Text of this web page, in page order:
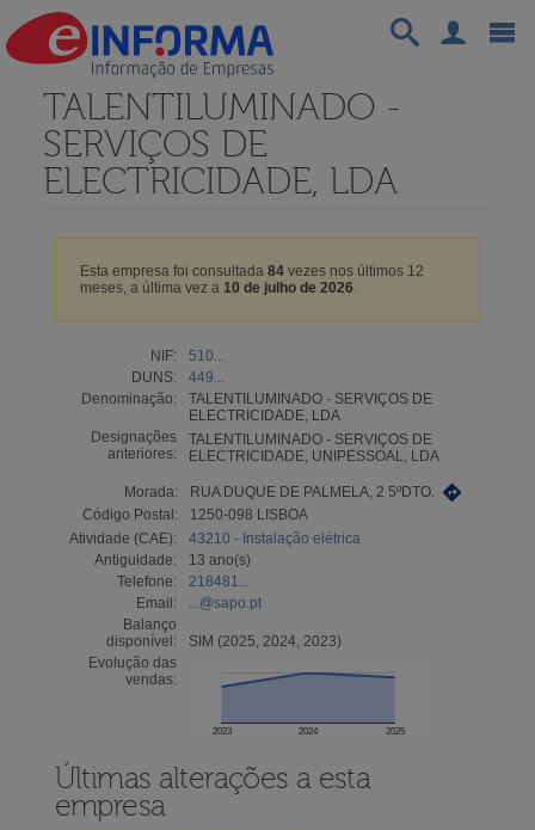
TALENTILUMINADO -
SERVIÇOS DE
ELECTRICIDADE, LDA
Esta empresa foi consultada 84vezes nos últimos 12
meses, a última vez a 10 de julho de 2026.
NIF:
510...
DUNS:
449...
Denominação:
TALENTILUMINADO - SERVIÇOS DE
ELECTRICIDADE, LDA
Designações
anteriores:
TALENTILUMINADO - SERVIÇOS DE
ELECTRICIDADE, UNIPESSOAL, LDA
Morada:
RUA DUQUE DE PALMELA, 2 5ºDTO.
Código Postal:
1250-098 LISBOA
Atividade (CAE):
43210 - Instalação elétrica
Antiguidade:
13 ano(s)
Telefone:
218481...
Email:
...@sapo.pt
Balanço
disponível:
SIM (2025, 2024, 2023)
Evolução das
vendas:
2023 2024 2025
Últimas alterações a esta
empresa